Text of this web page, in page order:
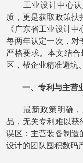
工业设计中心认
质，更是获取政策
《广东省工业设计
每两年认定一次，对
严格要求。本文结
区，帮企业精准避坑
一、专利与主营
最新政策明确，
品，无关专利难以获
误区：主营装备制造
设计的团队囤积数码